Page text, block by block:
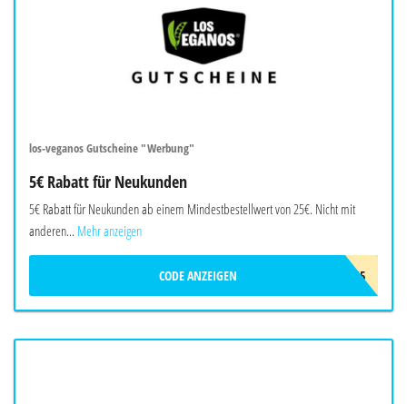
los-veganos Gutscheine "Werbung"
5€ Rabatt für Neukunden
5€ Rabatt für Neukunden ab einem Mindestbestellwert von 25€. Nicht mit
anderen... Mehr anzeigen
LOS5
CODE ANZEIGEN